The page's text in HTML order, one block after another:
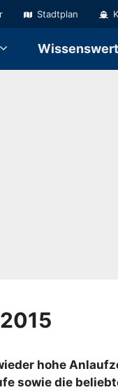
Stadtplan
hohe
sowie die